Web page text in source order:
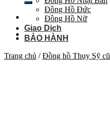
Đồng Hồ Đức
Đồng Hồ Nữ
Giao Dịch
BẢO HÀNH
Trang chủ / Đồng hồ Thụy Sỹ cũ